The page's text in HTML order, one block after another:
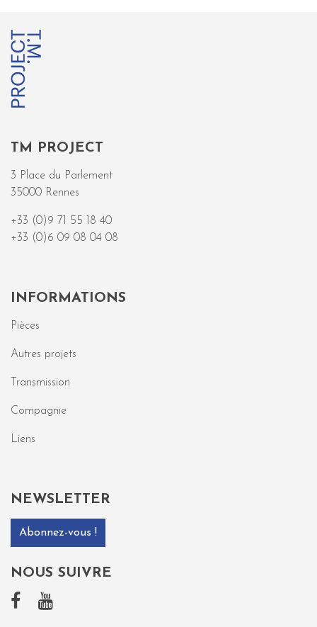
TM PROJECT
3 Place du Parlement
35000 Rennes
+33 (0)9 71 55 18 40
+33 (0)6 09 08 04 08
INFORMATIONS
Pièces
Autres projets
Transmission
Compagnie
Liens
NEWSLETTER
Abonnez-vous !
NOUS SUIVRE